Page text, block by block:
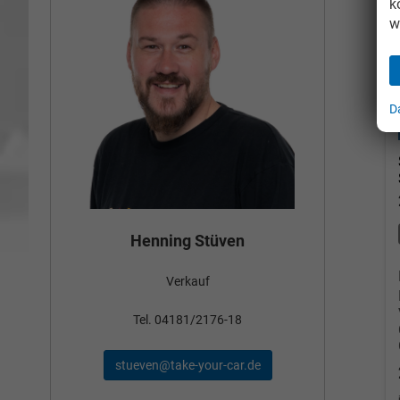
Henning Stüven
Verkauf
Tel. 04181/2176-18
stueven@take-your-car.de